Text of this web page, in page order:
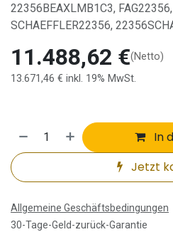
22356BEAXLMB1C3,
SCHAEFFLER22356,
11.488,62 €(Netto)
13.671,46 € inkl. 19% MwSt.
In
Jetzt
Allgemeine Geschäftsbedingungen
30-Tage-Geld-zurück-Garantie